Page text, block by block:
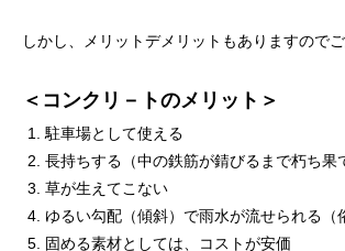
しかし、メリットデメリットもありますのでご
＜コンクリ－トのメリット＞
駐車場として使える
長持ちする（中の鉄筋が錆びるまで朽ち果
草が生えてこない
ゆるい勾配（傾斜）で雨水が流せられる（
固める素材としては、コストが安価